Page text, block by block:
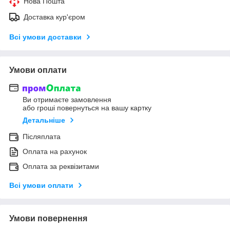
Доставка кур'єром
Всі умови доставки
Умови оплати
Ви отримаєте замовлення
або гроші повернуться на вашу картку
Детальніше
Післяплата
Оплата на рахунок
Оплата за реквізитами
Всі умови оплати
Умови повернення